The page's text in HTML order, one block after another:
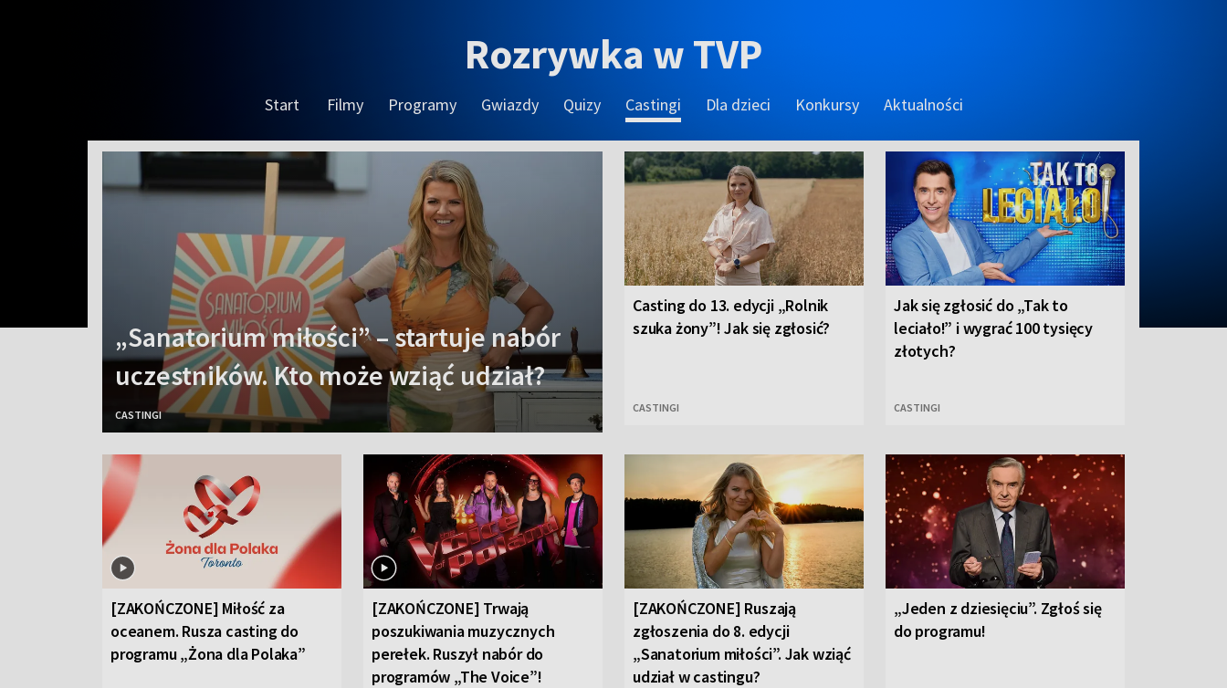
Rozrywka w TVP
Start Filmy Programy Gwiazdy Quizy Castingi Dla dzieci Konkursy Aktualności
„Sanatorium miłości” – startuje nabór
uczestników. Kto może wziąć udział?
CASTINGI
Casting do 13. edycji „Rolnik
szuka żony”! Jak się zgłosić?
CASTINGI
Jak się zgłosić do „Tak to
leciało!” i wygrać 100 tysięcy
złotych?
CASTINGI
[ZAKOŃCZONE] Miłość za
oceanem. Rusza casting do
programu „Żona dla Polaka”
[ZAKOŃCZONE] Trwają
poszukiwania muzycznych
perełek. Ruszył nabór do
programów „The Voice”!
[ZAKOŃCZONE] Ruszają
zgłoszenia do 8. edycji
„Sanatorium miłości”. Jak wziąć
udział w castingu?
„Jeden z dziesięciu”. Zgłoś się
do programu!